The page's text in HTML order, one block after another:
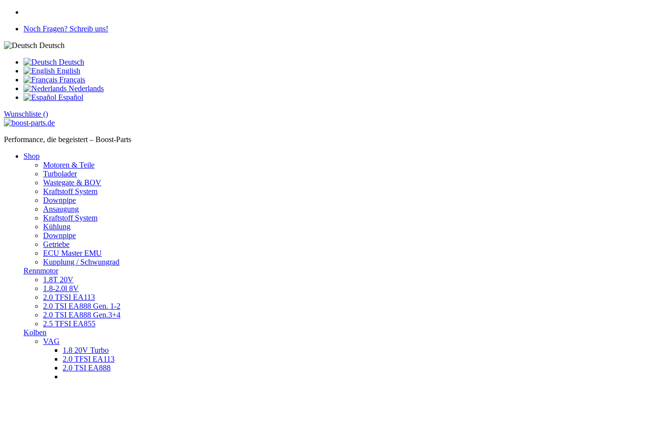
Noch Fragen? Schreib uns!
Deutsch
Deutsch
English
Français
Nederlands
Español
Wunschliste ()
Performance, die begeistert – Boost-Parts
Shop
Motoren & Teile
Turbolader
Wastegate & BOV
Kraftstoff System
Downpipe
Ansaugung
Kraftstoff System
Kühlung
Downpipe
Getriebe
ECU Master EMU
Kupplung / Schwungrad
Rennmotor
1.8T 20V
1.8-2.0l 8V
2.0 TFSI EA113
2.0 TSI EA888 Gen. 1-2
2.0 TSI EA888 Gen.3+4
2.5 TFSI EA855
Kolben
VAG
1.8 20V Turbo
2.0 TFSI EA113
2.0 TSI EA888